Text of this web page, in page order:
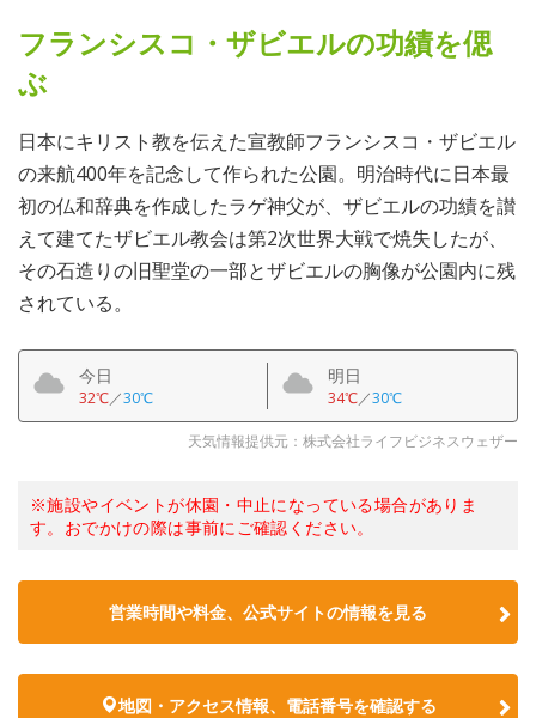
フランシスコ・ザビエルの功績を偲
ぶ
日本にキリスト教を伝えた宣教師フランシスコ・ザビエル
の来航400年を記念して作られた公園。明治時代に日本最
初の仏和辞典を作成したラゲ神父が、ザビエルの功績を讃
えて建てたザビエル教会は第2次世界大戦で焼失したが、
その石造りの旧聖堂の一部とザビエルの胸像が公園内に残
されている。
今日
32℃／30℃
明日
34℃／30℃
天気情報提供元：株式会社ライフビジネスウェザー
※施設やイベントが休園・中止になっている場合がありま
す。おでかけの際は事前にご確認ください。
営業時間や料金、公式サイトの情報を見る
地図・アクセス情報、電話番号を確認する